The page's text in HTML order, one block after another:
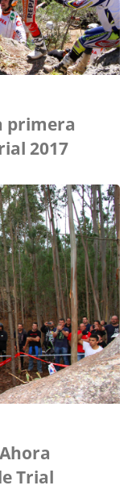
primera
2017
Trial